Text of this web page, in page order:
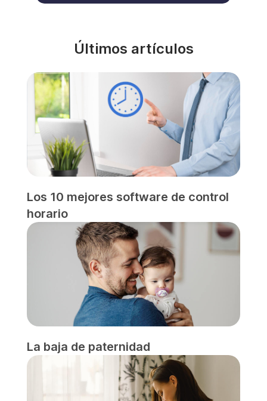
Últimos artículos
Los 10 mejores software de control
horario
La baja de paternidad